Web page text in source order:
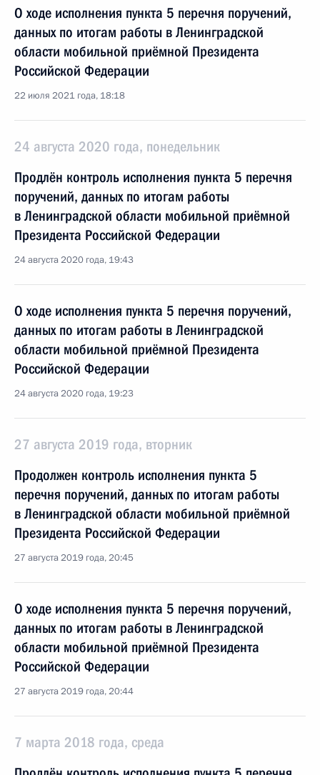
О ходе исполнения пункта 5 перечня поручений,
данных по итогам работы в Ленинградской
области мобильной приёмной Президента
Российской Федерации
22 июля 2021 года, 18:18
24 августа 2020 года, понедельник
Продлён контроль исполнения пункта 5 перечня
поручений, данных по итогам работы
в Ленинградской области мобильной приёмной
Президента Российской Федерации
24 августа 2020 года, 19:43
О ходе исполнения пункта 5 перечня поручений,
данных по итогам работы в Ленинградской
области мобильной приёмной Президента
Российской Федерации
24 августа 2020 года, 19:23
27 августа 2019 года, вторник
Продолжен контроль исполнения пункта 5
перечня поручений, данных по итогам работы
в Ленинградской области мобильной приёмной
Президента Российской Федерации
27 августа 2019 года, 20:45
О ходе исполнения пункта 5 перечня поручений,
данных по итогам работы в Ленинградской
области мобильной приёмной Президента
Российской Федерации
27 августа 2019 года, 20:44
7 марта 2018 года, среда